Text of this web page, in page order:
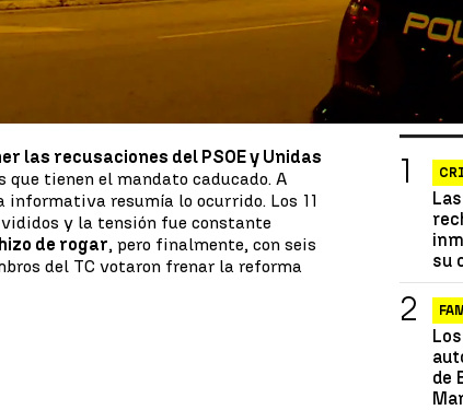
las recusaciones del PSOE y Unidas
que tienen el mandato caducado. A
resumía lo ocurrido. Los 11
y la tensión fue constante
de rogar, pero finalmente, con seis
del TC votaron frenar la reforma
Las
su
de